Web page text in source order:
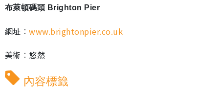
布萊頓碼頭 Brighton Pier
網址︰www.brightonpier.co.uk
美術︰悠然
內容標籤